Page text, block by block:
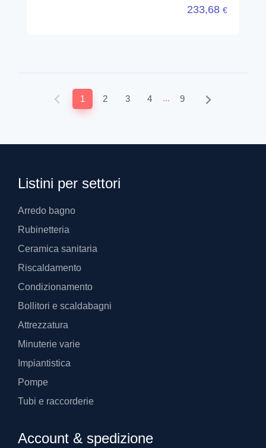
233,68 €
1 2 3 4 ... 9
Listini per settori
Arredo bagno
Rubinetteria
Ceramica sanitaria
Riscaldamento
Condizionamento
Bollitori e scaldabagni
Attrezzatura
Minuterie varie
Impiantistica
Pompe
Tubi e raccorderie
Account & spedizione